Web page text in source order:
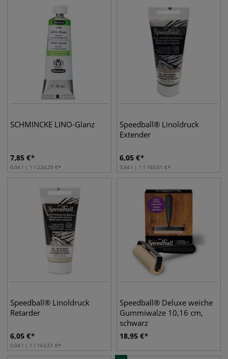
SCHMINCKE LINO-Glanz
7,85 €
0,04 l | 1 l 224,29 €
Speedball® Linoldruck
Extender
6,05 €
0,04 l | 1 l 163,51 €
Speedball® Linoldruck
Retarder
6,05 €
0,04 l | 1 l 163,51 €
Speedball® Deluxe weiche
Gummiwalze 10,16 cm,
schwarz
18,95 €